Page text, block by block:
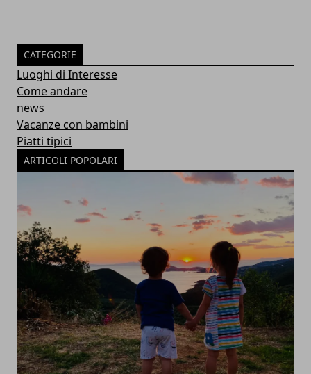
CATEGORIE
Luoghi di Interesse
Come andare
news
Vacanze con bambini
Piatti tipici
ARTICOLI POPOLARI